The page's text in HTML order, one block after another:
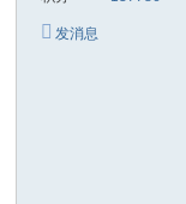
发消息